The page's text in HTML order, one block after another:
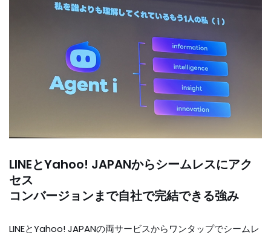
LINEとYahoo! JAPANからシームレスにアク
セス
コンバージョンまで自社で完結できる強み
LINEとYahoo! JAPANの両サービスからワンタップでシームレ